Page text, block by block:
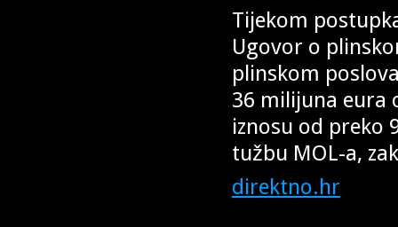
Tijekom
Ugovor o
plinskom
36 milijuna eura
iznosu od preko
tužbu MOL-a,
direktno.hr